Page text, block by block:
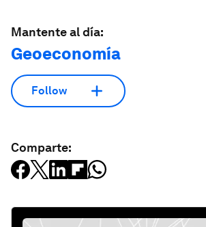
Mantente al día:
Geoeconomía
Follow
Comparte: